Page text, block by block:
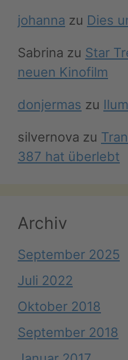
johanna zu Dies
Sabrina zu Star
neuen Kinofilm
donjermas zu
silvernova zu
387 hat überlebt
Archiv
September 2025
Juli 2022
Oktober 2018
September 2018